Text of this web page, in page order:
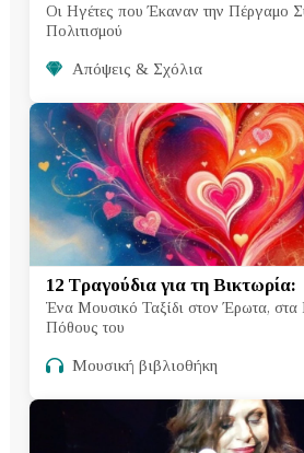
Οι Ηγέτες που Έκαναν την Πέργαμο
Πολιτισμού
Απόψεις & Σχόλια
12 Τραγούδια για τη Βικτωρία:
Ένα Μουσικό Ταξίδι στον Έρωτα, στα
Πόθους του
Μουσική βιβλιοθήκη